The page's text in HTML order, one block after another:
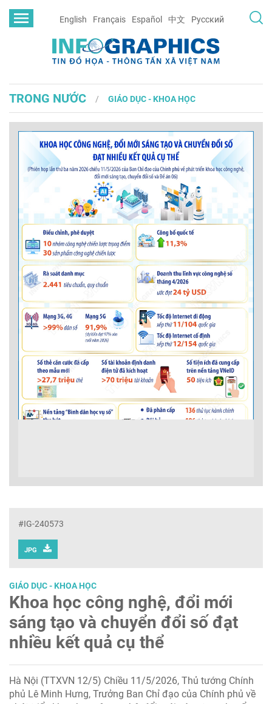
English Français Español 中文 Русский
TRONG NƯỚC GIÁO DỤC - KHOA HỌC
#IG-240573
JPG
GIÁO DỤC - KHOA HỌC
Khoa học công nghệ, đổi mới
sáng tạo và chuyển đổi số đạt
nhiều kết quả cụ thể
Hà Nội (TTXVN 12/5) Chiều 11/5/2026, Thủ tướng Chính
phủ Lê Minh Hưng, Trưởng Ban Chỉ đạo của Chính phủ về